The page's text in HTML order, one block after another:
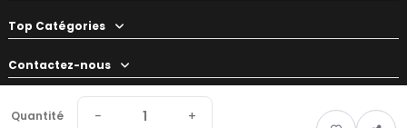
Quantité − +
Top Catégories
Contactez-nous
Votre préparateur